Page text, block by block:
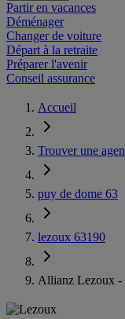
Partir en vacances
Déménager
Changer de voiture
Départ à la retraite
Préparer l'avenir
Conseil assurance
Accueil
Trouver une
puy de dome 63
lezoux 63190
Allianz Lezoux